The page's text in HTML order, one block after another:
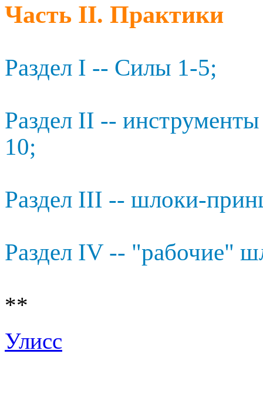
Часть II. Практики
Раздел I -- Силы 1-5;
Раздел II --
10;
Раздел III -- шлоки-
Раздел IV -- "рабочие"
**
Улисс